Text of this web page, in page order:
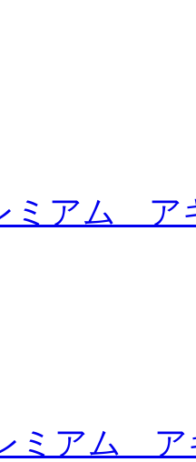
ミアム ア
ミアム ア